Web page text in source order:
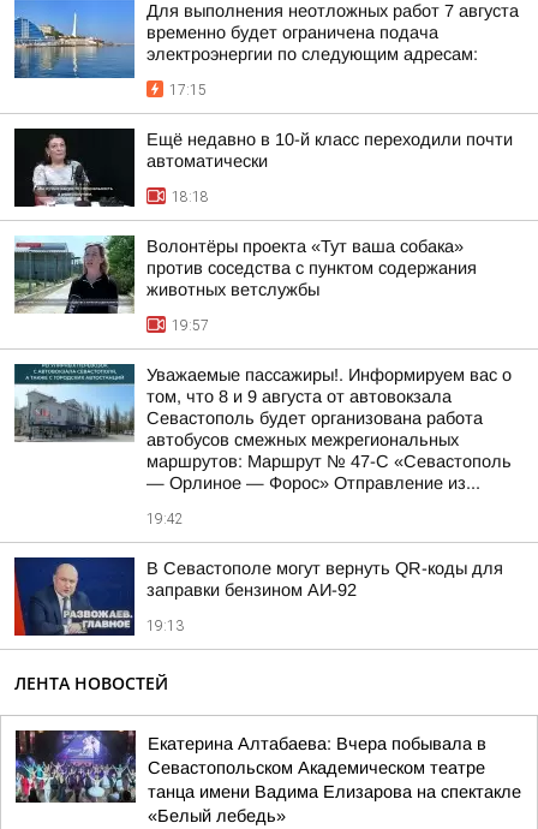
Для выполнения неотложных работ 7 августа
временно будет ограничена подача
электроэнергии по следующим адресам:
17:15
Ещё недавно в 10-й класс переходили почти
автоматически
18:18
Волонтёры проекта «Тут ваша собака»
против соседства с пунктом содержания
животных ветслужбы
19:57
Уважаемые пассажиры!. Информируем вас о
том, что 8 и 9 августа от автовокзала
Севастополь будет организована работа
автобусов смежных межрегиональных
маршрутов: Маршрут № 47-С «Севастополь
— Орлиное — Форос» Отправление из...
19:42
В Севастополе могут вернуть QR-коды для
заправки бензином АИ-92
19:13
ЛЕНТА НОВОСТЕЙ
Екатерина Алтабаева: Вчера побывала в
Севастопольском Академическом театре
танца имени Вадима Елизарова на спектакле
«Белый лебедь»